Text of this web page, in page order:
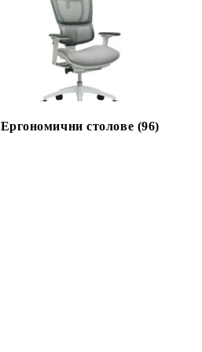
Ергономични столове (96)